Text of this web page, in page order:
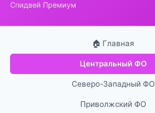
Спидвей Премиум
🏠 Главная
Центральный ФО
Северо-Западный ФО
Приволжский ФО